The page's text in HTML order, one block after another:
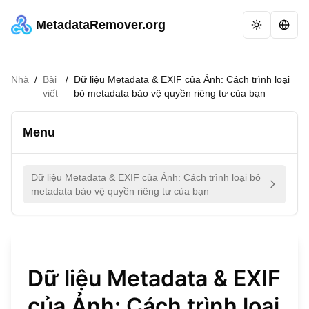
MetadataRemover.org
Nhà / Bài
viết
/ Dữ liệu Metadata & EXIF của Ảnh: Cách trình loại
bỏ metadata bảo vệ quyền riêng tư của bạn
Menu
Dữ liệu Metadata & EXIF của Ảnh: Cách trình loại bỏ
metadata bảo vệ quyền riêng tư của bạn
Dữ liệu Metadata & EXIF